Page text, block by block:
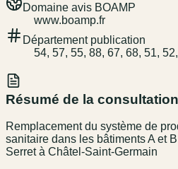
Domaine avis BOAMP
www.boamp.fr
Département publication
54, 57, 55, 88, 67, 68, 51,
Résumé de la consultation
Remplacement du système de
sanitaire dans les bâtiments A et
Serret à Châtel-Saint-Germain